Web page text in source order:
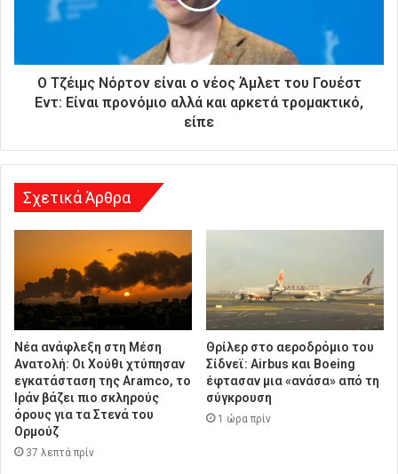
η
Ο Τζέιμς Νόρτον είναι ο νέος Άμλετ του Γουέστ
Εντ: Είναι προνόμιο αλλά και αρκετά τρομακτικό,
είπε
Σχετικά Άρθρα
Νέα ανάφλεξη στη Μέση
Ανατολή: Οι Χούθι χτύπησαν
εγκατάσταση της Aramco, το
Ιράν βάζει πιο σκληρούς
όρους για τα Στενά του
Ορμούζ
37 λεπτά πρίν
Θρίλερ στο αεροδρόμιο του
Σίδνεϊ: Airbus και Boeing
έφτασαν μια «ανάσα» από τη
σύγκρουση
1 ώρα πρίν